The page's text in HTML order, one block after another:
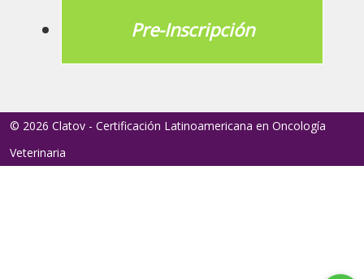
Pre-Inscripción
© 2026 Clatov - Certificación Latinoamericana en Oncología
Veterinaria